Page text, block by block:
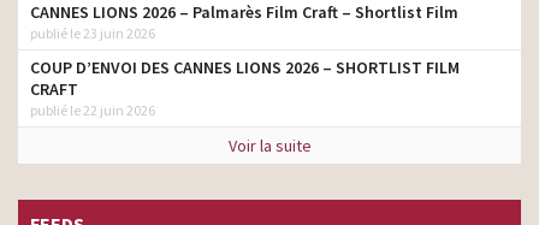
CANNES LIONS 2026 – Palmarès Film Craft – Shortlist Film
publié le 23 juin 2026
COUP D’ENVOI DES CANNES LIONS 2026 – SHORTLIST FILM
CRAFT
publié le 22 juin 2026
Voir la suite